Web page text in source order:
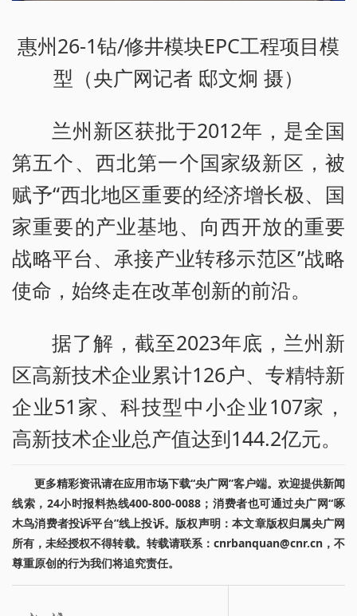
惠州26-1钻/修井模块EPC工程项目模
型（央广网记者 邸文炯 摄）
兰州新区获批于2012年，是全国
第五个、西北第一个国家级新区，被
赋予“西北地区重要的经济增长极、国
家重要的产业基地、向西开放的重要
战略平台、承接产业转移示范区”战略
使命，始终走在改革创新的前沿。
据了解，截至2023年底，兰州新
区高新技术企业累计126户、专精特新
企业51家、科技型中小企业107家，
高新技术企业总产值达到144.2亿元。
更多精彩资讯请在应用市场下载“央广网”客户端。欢迎提供新闻
线索，24小时报料热线400-800-0088；消费者也可通过央广网“啄
木鸟消费者投诉平台”线上投诉。版权声明：本文章版权归属央广网
所有，未经授权不得转载。转载请联系：cnrbanquan@cnr.cn，不
尊重原创的行为我们将追究责任。